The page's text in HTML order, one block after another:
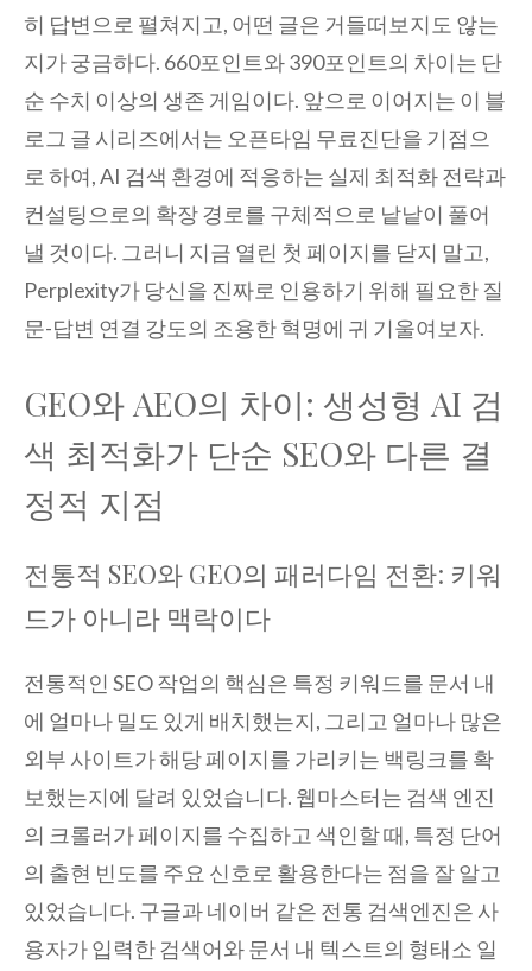
히 답변으로 펼쳐지고, 어떤 글은 거들떠보지도 않는
지가 궁금하다. 660포인트와 390포인트의 차이는 단
순 수치 이상의 생존 게임이다. 앞으로 이어지는 이 블
로그 글 시리즈에서는 오픈타임 무료진단을 기점으
로 하여, AI 검색 환경에 적응하는 실제 최적화 전략과
컨설팅으로의 확장 경로를 구체적으로 낱낱이 풀어
낼 것이다. 그러니 지금 열린 첫 페이지를 닫지 말고,
Perplexity가 당신을 진짜로 인용하기 위해 필요한 질
문-답변 연결 강도의 조용한 혁명에 귀 기울여보자.
GEO와 AEO의 차이: 생성형 AI 검
색 최적화가 단순 SEO와 다른 결
정적 지점
전통적 SEO와 GEO의 패러다임 전환: 키워
드가 아니라 맥락이다
전통적인 SEO 작업의 핵심은 특정 키워드를 문서 내
에 얼마나 밀도 있게 배치했는지, 그리고 얼마나 많은
외부 사이트가 해당 페이지를 가리키는 백링크를 확
보했는지에 달려 있었습니다. 웹마스터는 검색 엔진
의 크롤러가 페이지를 수집하고 색인할 때, 특정 단어
의 출현 빈도를 주요 신호로 활용한다는 점을 잘 알고
있었습니다. 구글과 네이버 같은 전통 검색엔진은 사
용자가 입력한 검색어와 문서 내 텍스트의 형태소 일